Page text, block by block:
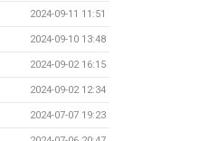
2024-09-11 11:51
2024-09-10 13:48
2024-09-02 16:15
2024-09-02 12:34
2024-07-07 19:23